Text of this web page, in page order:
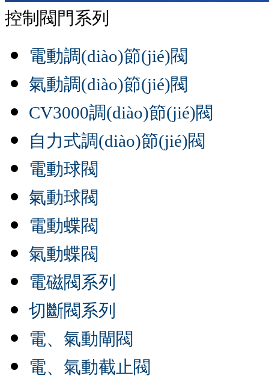
控制閥門系列
電動調(diào)節(jié)閥
氣動調(diào)節(jié)閥
CV3000調(diào)節(jié)閥
自力式調(diào)節(jié)閥
電動球閥
氣動球閥
電動蝶閥
氣動蝶閥
電磁閥系列
切斷閥系列
電、氣動閘閥
電、氣動截止閥